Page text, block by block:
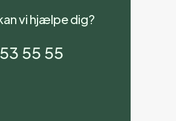
vi hjælpe dig?
55 55